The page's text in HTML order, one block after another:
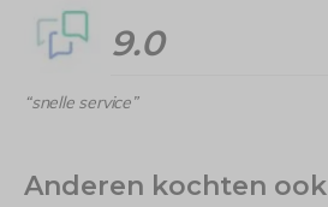
9.0
“snelle service”
Anderen kochten ook